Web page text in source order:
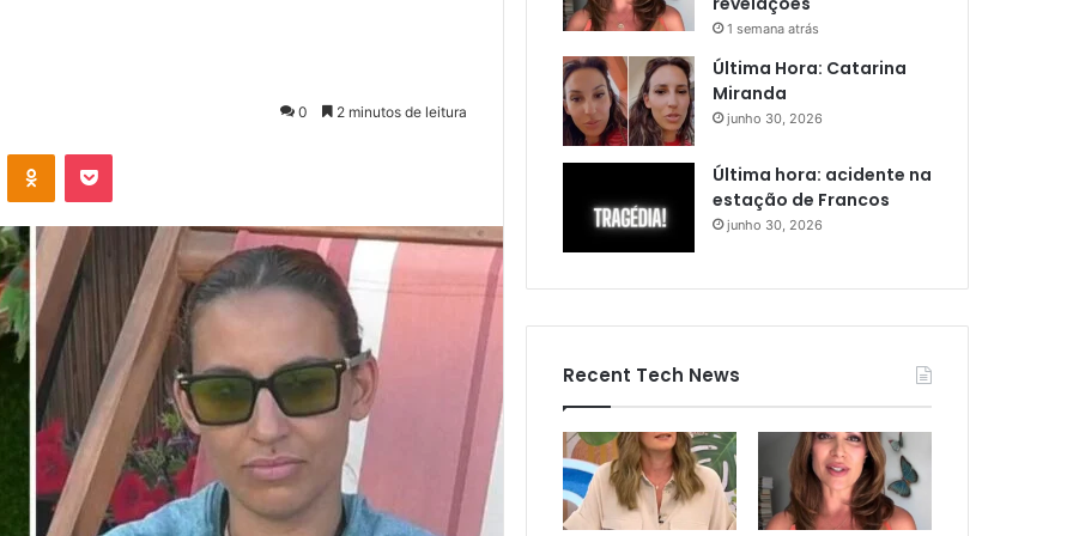
0 2 minutos de leitura
OK Pocket
1 semana atrás
Última Hora: Catarina
Miranda
junho 30, 2026
Última hora: acidente na
estação de Francos
junho 30, 2026
Recent Tech News